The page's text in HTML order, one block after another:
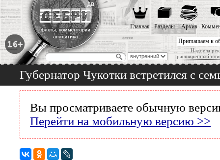
Приглашаем к
Надоела
расширенный
Главная Разделы Архив
Губернатор Чукотки встретился с
Вы просматриваете обычную
Перейти на мобильную версию >>